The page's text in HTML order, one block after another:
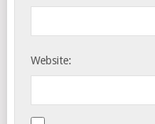
Website: